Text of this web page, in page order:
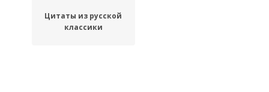
Цитаты из русской
классики